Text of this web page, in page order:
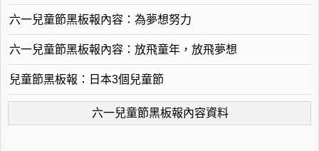
六一兒童節黑板報內容：為夢想努力
六一兒童節黑板報內容：放飛童年，放飛夢想
兒童節黑板報：日本3個兒童節
六一兒童節黑板報內容資料